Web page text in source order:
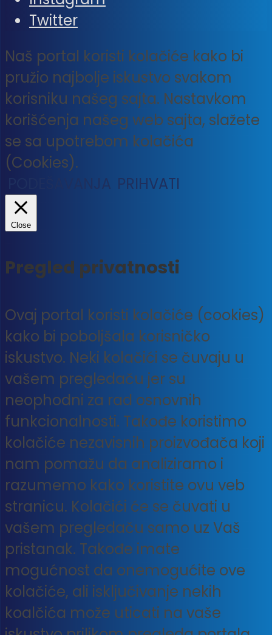
Twitter
Naš portal koristi kolačiće kako bi
pružio najbolje iskustvo svakom
korisniku našeg sajta. Nastavkom
korišćenja našeg web sajta, slažete
se sa upotrebom kolačića
(Cookies).
PODEŠAVANJA PRIHVATI
Close
Pregled privatnosti
Ovaj portal koristi kolačiće (cookies)
kako bi poboljšala korisničko
iskustvo. Neki kolačići se čuvaju u
vašem pregledaču jer su
neophodni za rad osnovnih
funkcionalnosti. Takođe koristimo
kolačiće nezavisnih proizvođača koji
nam pomažu da analiziramo i
razumemo kako koristite ovu veb
stranicu. Kolačići će se čuvati u
vašem pregledaču samo uz Vaš
pristanak. Takođe imate
mogućnost da onemogućite ove
kolačiće, ali isključivanje nekih
koalčića može uticati na vaše